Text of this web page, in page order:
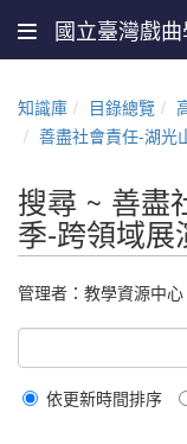
國立臺灣戲
知識庫 目錄總覽
善盡社會責任-湖光山色藝術季-
搜尋 ~ 善盡
季-跨領域展
管理者：教學資源中心
依更新時間排序